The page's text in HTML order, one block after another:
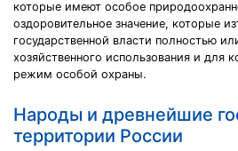
которые имеют особое
оздоровительное значение, которые
государственной власти полностью
хозяйственного использования и для
режим особой охраны.
Народы и древнейшие
территории России